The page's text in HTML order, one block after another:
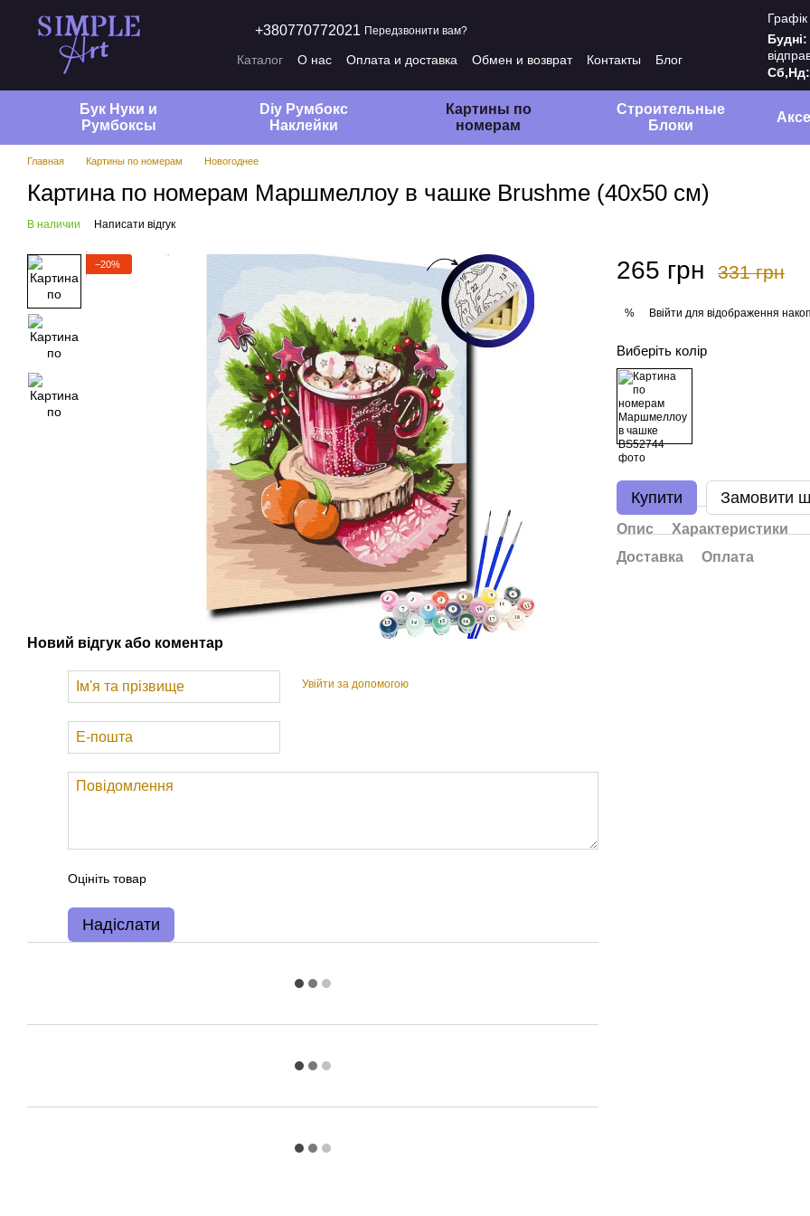
Перейти к основному контенту
+380770772021 Передзвонити вам?
Каталог О нас Оплата и доставка Обмен и возврат Контакты
Блог
Будні:
Сб,Нд:
Бук Нуки и
Румбокcы
Diy Румбокс
Наклейки
Картины по
номерам
Строительные
Блоки
Главная Картины по номерам Новогоднее
Картина по номерам Маршмеллоу в чашке Brushme (40x50 см)
В наличии Написати відгук
−20%
Новий відгук або коментар
Увійти за допомогою
Оцініть товар
Надіслати
265 грн 331 грн
% Ввійти для відображення
Виберіть колір
Купити Замовити
Опис
Характеристики
Доставка
Оплата